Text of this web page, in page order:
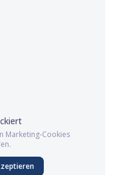
Marketing-Cookies